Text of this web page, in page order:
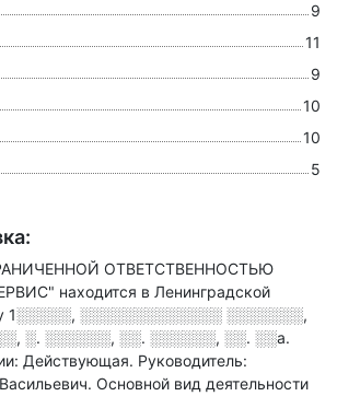
9
11
9
10
10
5
ОТВЕТСТВЕННОСТЬЮ
находится в Ленинградской
1░░░░░, ░░░░░░░░░░░░░ ░░░░░░░,
░. ░░░░░░, ░░. ░░░░░░, ░░. ░░а.
Действующая. Руководитель:
Основной вид деятельности